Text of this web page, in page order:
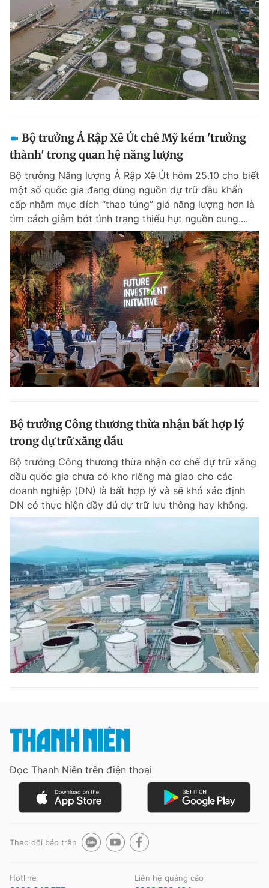
Bộ trưởng Ả Rập Xê Út chê Mỹ kém 'trưởng
thành' trong quan hệ năng lượng
Bộ trưởng Năng lượng Ả Rập Xê Út hôm 25.10 cho biết
một số quốc gia đang dùng nguồn dự trữ dầu khẩn
cấp nhằm mục đích “thao túng” giá năng lượng hơn là
tìm cách giảm bớt tình trạng thiếu hụt nguồn cung....
Bộ trưởng Công thương thừa nhận bất hợp lý
trong dự trữ xăng dầu
Bộ trưởng Công thương thừa nhận cơ chế dự trữ xăng
dầu quốc gia chưa có kho riêng mà giao cho các
doanh nghiệp (DN) là bất hợp lý và sẽ khó xác định
DN có thực hiện đầy đủ dự trữ lưu thông hay không.
Đọc Thanh Niên trên điện thoại
Theo dõi báo trên
Hotline Liên hệ quảng cáo